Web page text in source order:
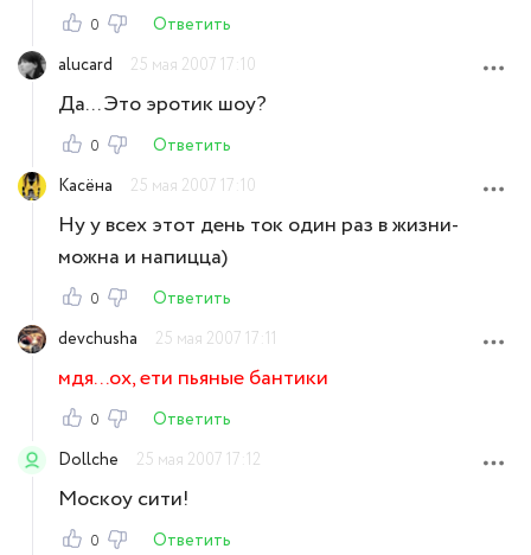
0
Ответить
alucard
25 мая 2007 17:10
Да... Это эротик шоу?
0
Ответить
Касёна
25 мая 2007 17:10
Ну у всех этот день ток один раз в жизни-
можна и напицца)
0
Ответить
devchusha
25 мая 2007 17:11
мдя...ох, ети пьяные бантики
0
Ответить
Dollche
25 мая 2007 17:12
Москоу сити!
0
Ответить